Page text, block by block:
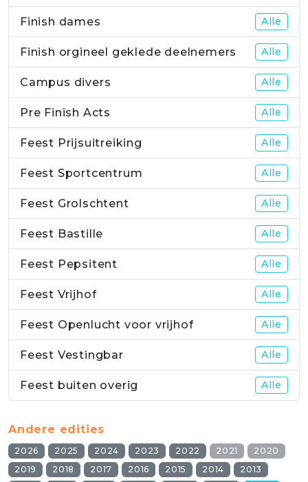
Finish dames Alle
Finish orgineel geklede deelnemers Alle
Campus divers Alle
Pre Finish Acts Alle
Feest Prijsuitreiking Alle
Feest Sportcentrum Alle
Feest Grolschtent Alle
Feest Bastille Alle
Feest Pepsitent Alle
Feest Vrijhof Alle
Feest Openlucht voor vrijhof Alle
Feest Vestingbar Alle
Feest buiten overig Alle
Andere edities
2026 2025 2024 2023 2022 2021
2020
2019
2018 2017 2016 2015 2014
2013